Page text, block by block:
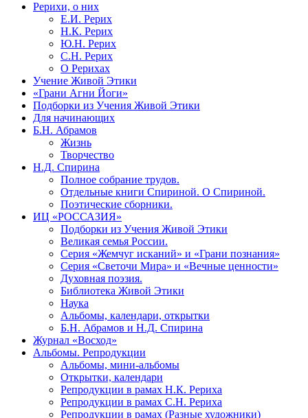
Рерихи, о них
Е.И. Рерих
Н.К. Рерих
Ю.Н. Рерих
С.Н. Рерих
О Рерихах
Учение Живой Этики
«Грани Агни Йоги»
Подборки из Учения Живой Этики
Для начинающих
Б.Н. Абрамов
Жизнь
Творчество
Н.Д. Спирина
Полное собрание трудов.
Отдельные книги Спириной. О Спириной.
Поэтические сборники.
ИЦ «РОССАЗИЯ»
Подборки из Учения Живой Этики
Великая семья России.
Серия «Жемчуг исканий» и «Грани познания»
Серия «Светочи Мира» и «Вечные ценности»
Духовная поэзия.
Библиотека Живой Этики
Наука
Альбомы, календари, открытки
Б.Н. Абрамов и Н.Д. Спирина
Журнал «Восход»
Альбомы. Репродукции
Альбомы, мини-альбомы
Открытки, календари
Репродукции в рамах Н.К. Рериха
Репродукции в рамах С.Н. Рериха
Репродукции в рамах (Разные художники)